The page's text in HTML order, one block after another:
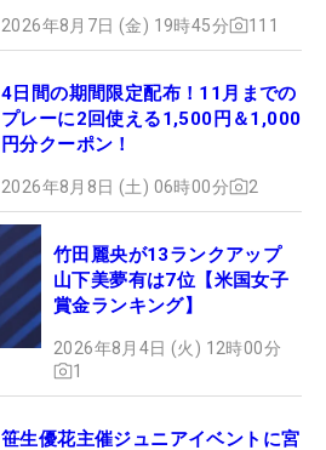
2026年8月7日 (金) 19時45分 111
4日間の期間限定配布！11月までの
プレーに2回使える1,500円＆1,000
円分クーポン！
2026年8月8日 (土) 06時00分 2
竹田麗央が13ランクアップ
山下美夢有は7位【米国女子
賞金ランキング】
2026年8月4日 (火) 12時00分
1
笹生優花主催ジュニアイベントに宮